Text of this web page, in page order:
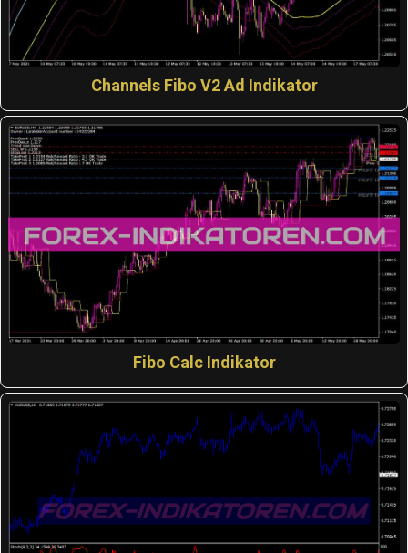
Channels Fibo V2 Ad Indikator
Fibo Calc Indikator